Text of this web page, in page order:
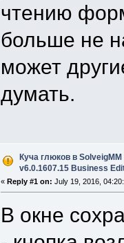
чтению
больше не
может
думать.
Куча глюков в
v6.0.1607.15 Business
« Reply #1 on: July 19, 2016,
В окне